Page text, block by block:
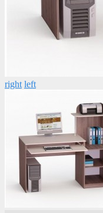
right left